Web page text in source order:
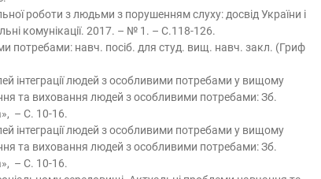
роботи з людьми з порушенням слуху: досвід України і
комунікації. 2017. – № 1. – С.118-126.
потребами: навч. посіб. для студ. вищ. навч. закл. (Гриф
інтеграції людей з особливими потребами у вищому
та виховання людей з особливими потребами: Зб.
– С. 10-16.
інтеграції людей з особливими потребами у вищому
та виховання людей з особливими потребами: Зб.
– С. 10-16.